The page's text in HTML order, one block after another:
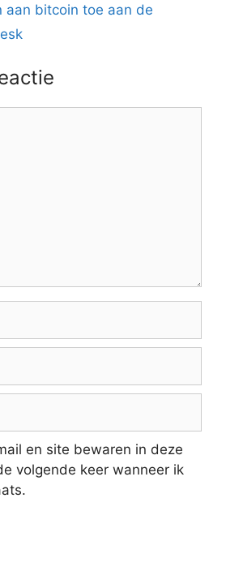
aan bitcoin toe aan de
en site bewaren in deze
volgende keer wanneer ik